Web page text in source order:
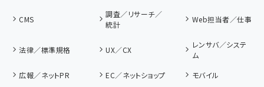
CMS
調査／リサーチ／
統計
Web担当者／仕事
法律／標準規格 UX／CX
レンサバ／システ
ム
広報／ネットPR
EC／ネットショップ
モバイル